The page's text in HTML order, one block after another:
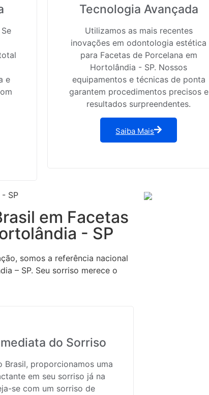
e
Tecnologia Avançada
Utilizamos as mais recentes
inovações em odontologia estética
para Facetas de Porcelana em
Hortolândia - SP. Nossos
equipamentos e técnicas de ponta
garantem procedimentos precisos e
resultados surpreendentes.
Saiba Mais
SP
em Facetas
- SP
somos a referência nacional
– SP. Seu sorriso merece o
do Sorriso
Brasil, proporcionamos uma
em seu sorriso já na
se com um sorriso de